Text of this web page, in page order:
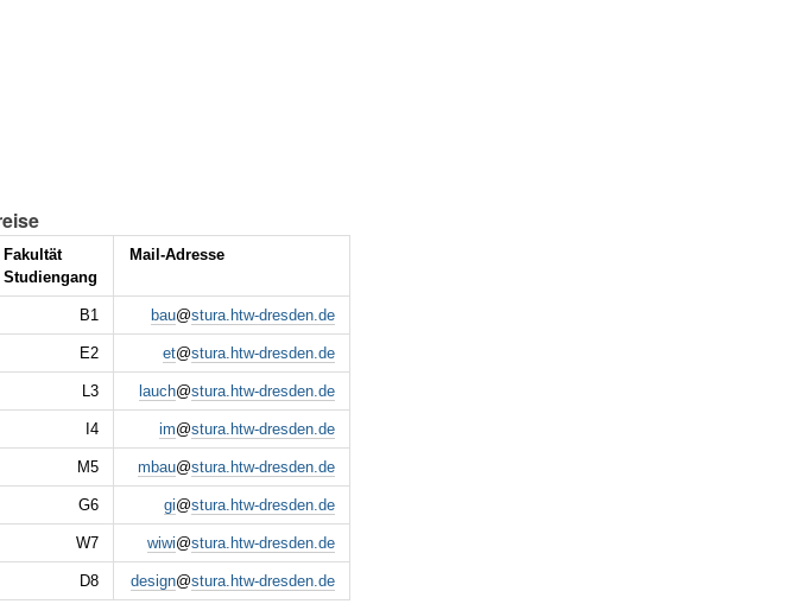
Fakultät
Studiengang
Mail-Adresse
B1 bau@stura.htw-dresden.de
E2 et@stura.htw-dresden.de
L3 lauch@stura.htw-dresden.de
I4 im@stura.htw-dresden.de
M5 mbau@stura.htw-dresden.de
G6 gi@stura.htw-dresden.de
W7 wiwi@stura.htw-dresden.de
D8 design@stura.htw-dresden.de